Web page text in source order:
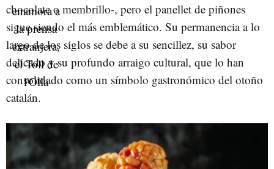
chocolate o membrillo-, pero el panellet de piñones
sigue siendo el más emblemático. Su permanencia a lo
largo de los siglos se debe a su sencillez, su sabor
delicado y su profundo arraigo cultural, que lo han
consolidado como un símbolo gastronómico del otoño
catalán.